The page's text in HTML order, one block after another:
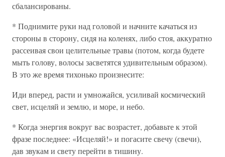
сбалансированы.
* Поднимите руки над головой и начните качаться из
стороны в сторону, сидя на коленях, либо стоя, аккуратно
рассеивая свои целительные травы (потом, когда будете
мыть голову, волосы засветятся удивительным образом).
В это же время тихонько произнесите:
Иди вперед, расти и умножайся, усиливай космический
свет, исцеляй и землю, и море, и небо.
* Когда энергия вокруг вас возрастет, добавьте к этой
фразе последнее: «Исцеляй!» и погасите свечу (свечи),
дав звукам и свету перейти в тишину.